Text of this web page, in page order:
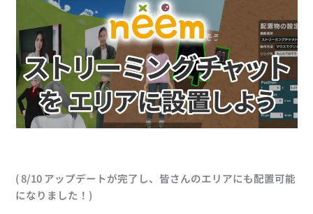
( 8/10 アップデートが完了し、皆さんのエリアにも配置可能
になりました！)